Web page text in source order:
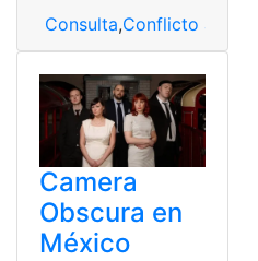
Consulta,Conflicto armado
Camera
Obscura en
México